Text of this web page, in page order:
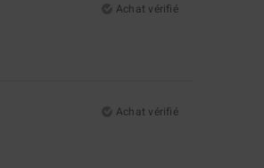
Achat vérifié
Achat vérifié